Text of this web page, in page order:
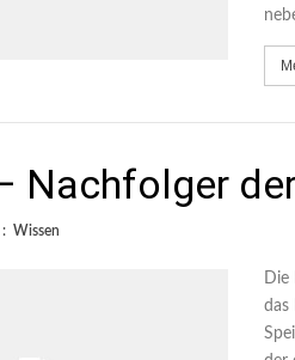
Nachfolger
: Wissen
Die
das